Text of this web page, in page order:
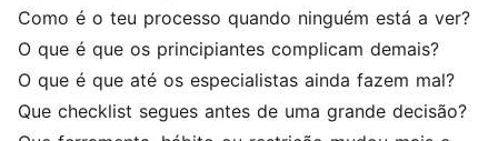
Como é o teu processo quando ninguém está a ver?
O que é que os principiantes complicam demais?
O que é que até os especialistas ainda fazem mal?
Que checklist segues antes de uma grande decisão?